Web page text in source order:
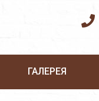
ГАЛЕРЕЯ